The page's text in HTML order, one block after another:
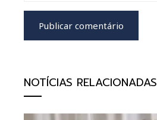
NOTÍCIAS RELACIONADAS